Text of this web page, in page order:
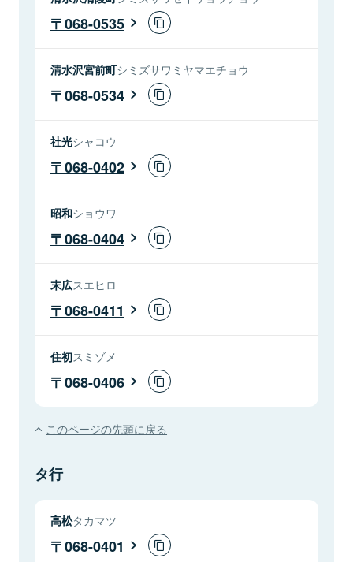
068-0535
清水沢宮前町シミズサワミヤマエチョウ
068-0534
社光シャコウ
068-0402
昭和ショウワ
068-0404
末広スエヒロ
068-0411
住初スミゾメ
068-0406
このページの先頭に戻る
タ行
高松タカマツ
068-0401